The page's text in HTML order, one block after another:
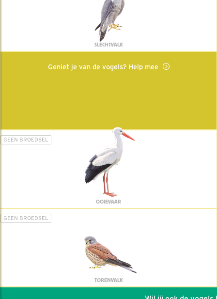
SLECHTVALK
Geniet je van de vogels? Help mee
GEEN BROEDSEL
OOIEVAAR
GEEN BROEDSEL
TORENVALK